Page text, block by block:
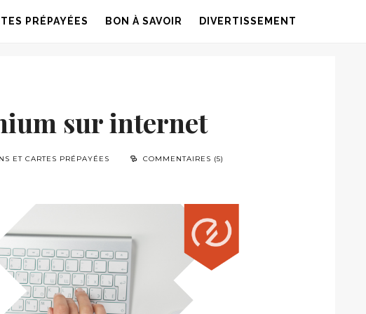
PRÉPAYÉES BON À SAVOIR DIVERTISSEMENT
sur internet
ET CARTES PRÉPAYÉES
COMMENTAIRES (5)